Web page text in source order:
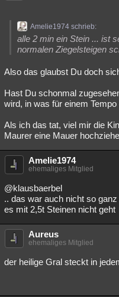
Amelie1974 schrieb:
alle 2 min ein Stein ... ist
normalen Ziegelsteigen
Also das glaubst Du doch
Hast Du schonmal
wird, in was für einem
Als ich das tat, viel mir die
Maurer eine Mauer
Amelie1974
ehemaliges Mitglied
@klausbaerbel
.. das war auch nicht so
es mit 2,5t Steinen nicht geht
Aureus
ehemaliges Mitglied
der heilige Gral steckt in